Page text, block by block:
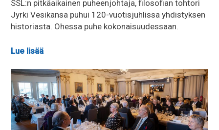
SSL:n pitkäaikainen puheenjohtaja, filosofian tohtori
Jyrki Vesikansa puhui 120-vuotisjuhlissa yhdistyksen
historiasta. Ohessa puhe kokonaisuudessaan.
Lue lisää